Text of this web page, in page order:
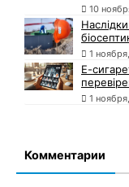
10
1
Е-
1
Комментарии